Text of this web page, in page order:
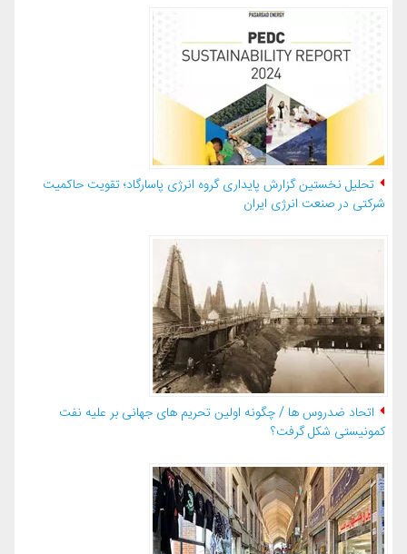
تحلیل نخستین گزارش پایداری گروه انرژی پاسارگاد؛ تقویت حاکمیت
شرکتی در صنعت انرژی ایران
اتحاد ضدروس ها / چگونه اولین تحریم های جهانی بر علیه نفت
کمونیستی شکل گرفت؟